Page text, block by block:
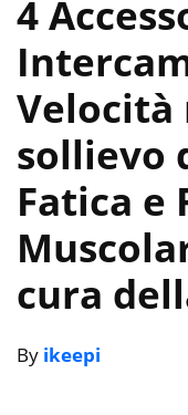
4
Velocità
sollievo
Fatica e
cura
By ikeepi